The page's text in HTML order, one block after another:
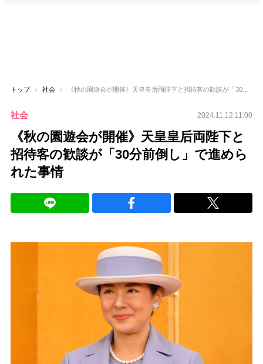
トップ 社会 《秋の園遊会が開催》天皇皇后両陛下と招待客の歓談が「30分前倒し」で進められた事情
社会 2024.11.12 11:00
《秋の園遊会が開催》天皇皇后両陛下と
招待客の歓談が「30分前倒し」で進めら
れた事情